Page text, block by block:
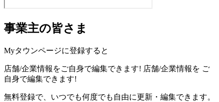
事業主の皆さま
Myタウンページに登録すると
店舗/企業情報をご自身で編集できます! 店舗/企業情報を ご
自身で編集できます!
無料登録で、いつでも何度でも自由に更新・編集できます。